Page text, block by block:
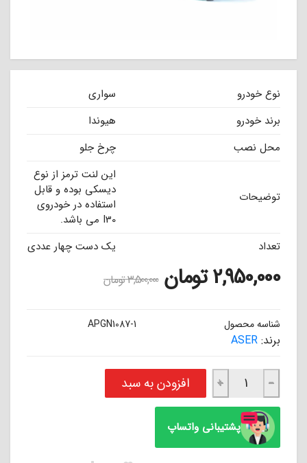
نوع خودرو
سواری
برند خودرو
هیوندا
محل نصب
چرخ جلو
توضیحات
این لنت ترمز از نوع
دیسکی بوده و قابل
استفاده در خودروی
I30 می باشد.
تعداد
یک دست چهار عددی
2,950,000تومان 3,500,000تومان
شناسه محصول APGN1087-1
برند: ASER
لنت ترمز سرامیکی جلو هیوندا i30 ا ASER عدد
−
+ افزودن به سبد
پشتیبانی واتساپ